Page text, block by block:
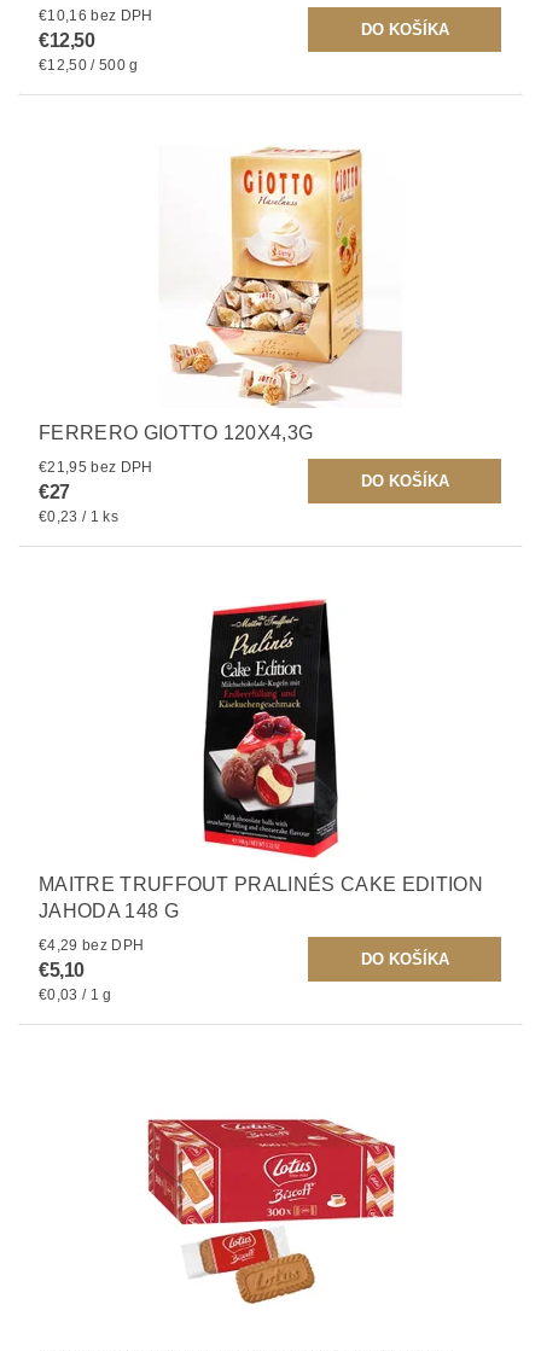
€10,16 bez DPH
€12,50
€12,50 / 500 g
FERRERO GIOTTO 120X4,3G
€21,95 bez DPH
€27
€0,23 / 1 ks
MAITRE TRUFFOUT PRALINÉS CAKE EDITION
JAHODA 148 G
€4,29 bez DPH
€5,10
€0,03 / 1 g